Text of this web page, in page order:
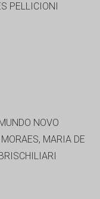
PELLICIONI
NOVO
MARIA DE